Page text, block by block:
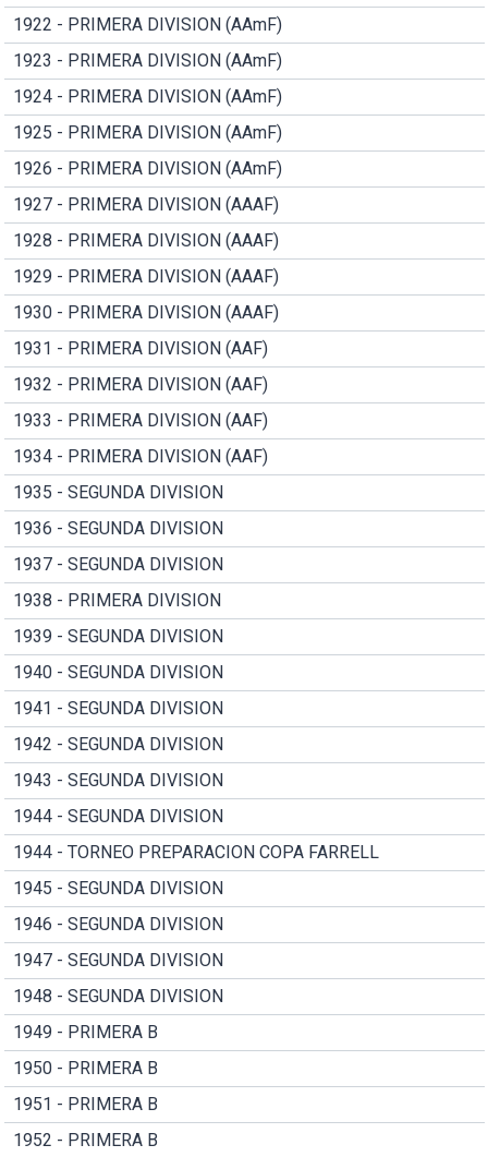
1922 - PRIMERA DIVISION (AAmF)
1923 - PRIMERA DIVISION (AAmF)
1924 - PRIMERA DIVISION (AAmF)
1925 - PRIMERA DIVISION (AAmF)
1926 - PRIMERA DIVISION (AAmF)
1927 - PRIMERA DIVISION (AAAF)
1928 - PRIMERA DIVISION (AAAF)
1929 - PRIMERA DIVISION (AAAF)
1930 - PRIMERA DIVISION (AAAF)
1931 - PRIMERA DIVISION (AAF)
1932 - PRIMERA DIVISION (AAF)
1933 - PRIMERA DIVISION (AAF)
1934 - PRIMERA DIVISION (AAF)
1935 - SEGUNDA DIVISION
1936 - SEGUNDA DIVISION
1937 - SEGUNDA DIVISION
1938 - PRIMERA DIVISION
1939 - SEGUNDA DIVISION
1940 - SEGUNDA DIVISION
1941 - SEGUNDA DIVISION
1942 - SEGUNDA DIVISION
1943 - SEGUNDA DIVISION
1944 - SEGUNDA DIVISION
1944 - TORNEO PREPARACION COPA FARRELL
1945 - SEGUNDA DIVISION
1946 - SEGUNDA DIVISION
1947 - SEGUNDA DIVISION
1948 - SEGUNDA DIVISION
1949 - PRIMERA B
1950 - PRIMERA B
1951 - PRIMERA B
1952 - PRIMERA B